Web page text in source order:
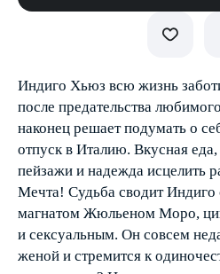
Индиго Хьюз всю жизнь
после пре­дательства
наконец решает подумать о
отпуск в Италию. Вкусная
пейзажи и надежда исцелить
Мечта! Судьба сводит Индиго
магнатом Жюльеном Моро,
и сексуальным. Он совсем
женой и стремится к